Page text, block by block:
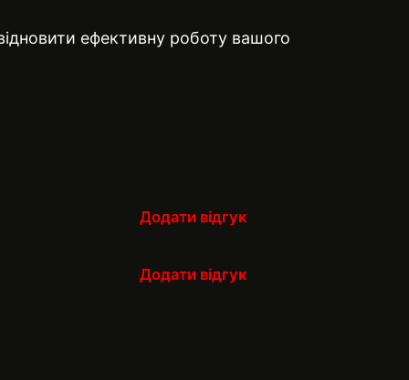
ефективну роботу вашого
Додати відгук
Додати відгук